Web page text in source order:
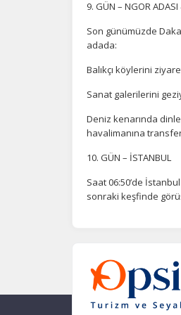
9. GÜN – NGOR
Son günümüzde
adada:
Balıkçı köylerini
Sanat galerilerini
Deniz kenarında
havalimanına
10. GÜN – İSTANBUL
Saat 06:50’de
sonraki keşfinde